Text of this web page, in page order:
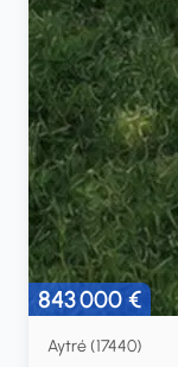
843 000 €
Aytré (17440)